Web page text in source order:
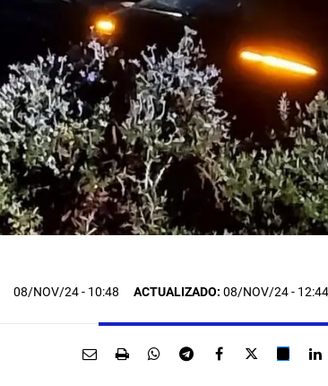
08/NOV/24- 10:48 ACTUALIZADO: 08/NOV/24 - 12:44